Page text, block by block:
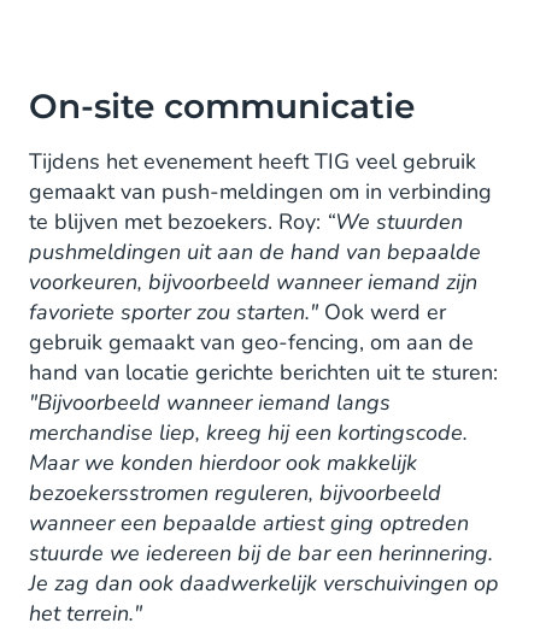
On-site communicatie
Tijdens het evenement heeft TIG veel gebruik
gemaakt van push-meldingen om in verbinding
te blijven met bezoekers. Roy: “We stuurden
pushmeldingen uit aan de hand van bepaalde
voorkeuren, bijvoorbeeld wanneer iemand zijn
favoriete sporter zou starten." Ook werd er
gebruik gemaakt van geo-fencing, om aan de
hand van locatie gerichte berichten uit te sturen:
"Bijvoorbeeld wanneer iemand langs
merchandise liep, kreeg hij een kortingscode.
Maar we konden hierdoor ook makkelijk
bezoekersstromen reguleren, bijvoorbeeld
wanneer een bepaalde artiest ging optreden
stuurde we iedereen bij de bar een herinnering.
Je zag dan ook daadwerkelijk verschuivingen op
het terrein."